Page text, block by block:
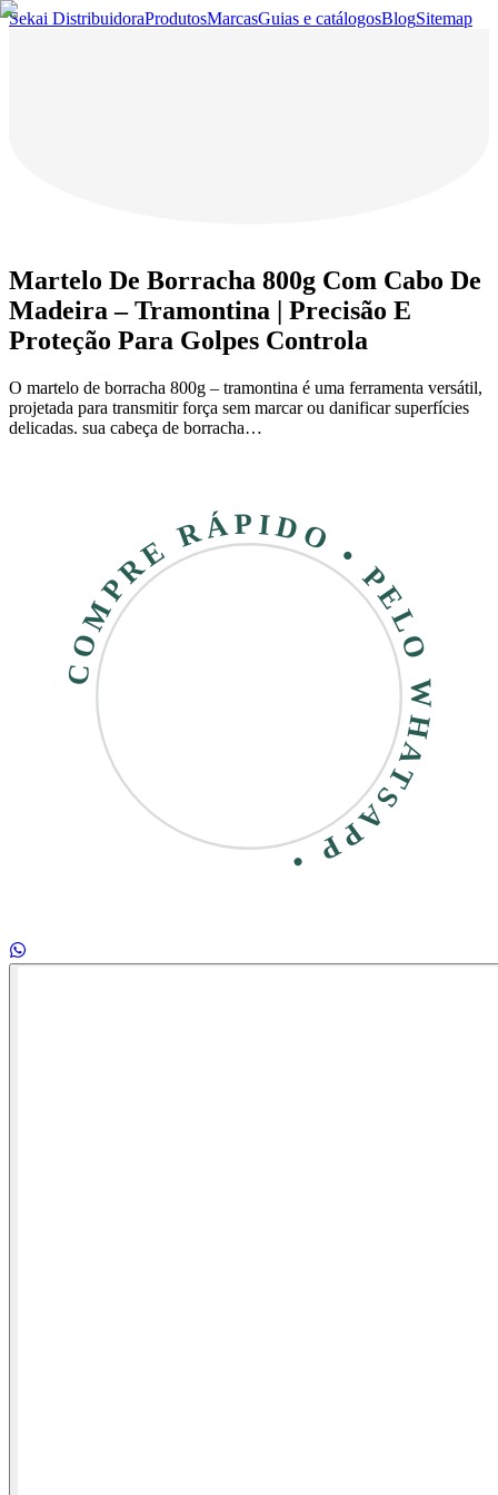
Sekai DistribuidoraProdutosMarcasGuias e catálogosBlogSitemap
Martelo De Borracha 800g Com Cabo De
Madeira – Tramontina | Precisão E
Proteção Para Golpes Controla
O martelo de borracha 800g – tramontina é uma ferramenta versátil,
projetada para transmitir força sem marcar ou danificar superfícies
delicadas. sua cabeça de borracha…
COMPRE RÁPIDO • PELO WHATSAPP •